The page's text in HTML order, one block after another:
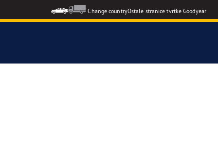
Change countryOstale stranice tvrtke Goodyear